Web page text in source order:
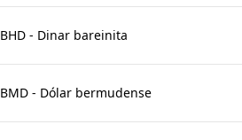
BHD - Dinar bareinita
BMD - Dólar bermudense